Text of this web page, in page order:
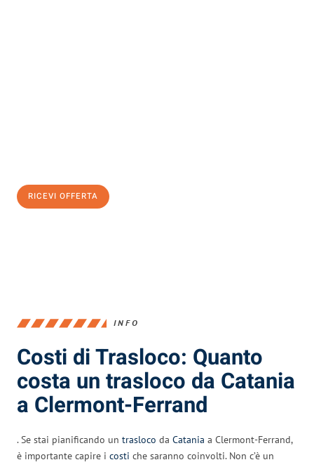
RICEVI OFFERTA
INFO
Costi di Trasloco: Quanto
costa un trasloco da Catania
a Clermont-Ferrand
. Se stai pianificando un trasloco da Catania a Clermont-Ferrand,
è importante capire i costi che saranno coinvolti. Non c’è un